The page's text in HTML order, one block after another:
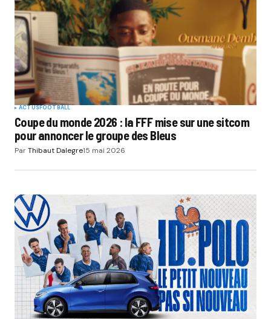
ACTUSFOOTBALL
Coupe du monde 2026 : la FFF mise sur une sitcom
pour annoncer le groupe des Bleus
ParThibaut Dalegre15 mai 2026